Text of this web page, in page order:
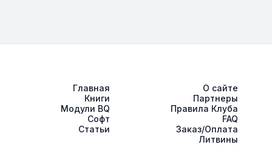
Главная
Книги
Модули BQ
Софт
Статьи
О сайте
Партнеры
Правила Клуба
FAQ
Заказ/Оплата
Литвины